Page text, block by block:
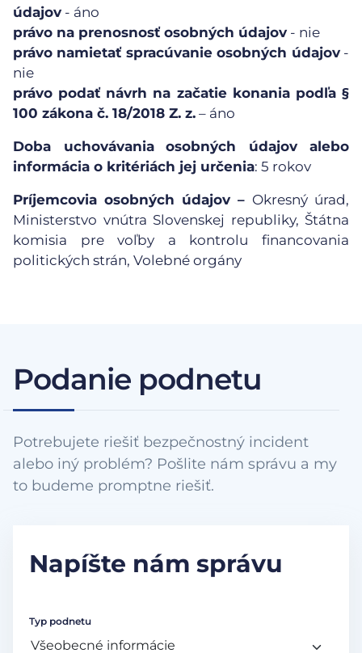
údajov - áno
právo na prenosnosť osobných údajov - nie
právo namietať spracúvanie osobných údajov-
nie
právo podať návrh na začatie konania podľa §
100 zákona č. 18/2018 Z. z. – áno
Doba uchovávania
osobných údajov alebo
informácia o kritériách jej určenia: 5 rokov
Príjemcovia osobných údajov – Okresný úrad,
Ministerstvo vnútra Slovenskej republiky, Štátna
komisia pre voľby a kontrolu financovania
politických strán, Volebné orgány
Podanie podnetu
Potrebujete riešiť bezpečnostný incident
alebo iný problém? Pošlite nám správu a my
to budeme promptne riešiť.
Napíšte nám správu
Typ podnetu